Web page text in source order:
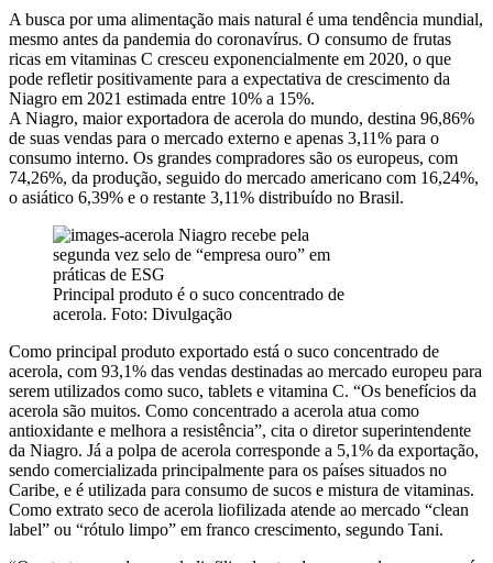
A busca por uma alimentação mais natural é uma tendência mundial,
mesmo antes da pandemia do coronavírus. O consumo de frutas
ricas em vitaminas C cresceu exponencialmente em 2020, o que
pode refletir positivamente para a expectativa de crescimento da
Niagro em 2021 estimada entre 10% a 15%.
A Niagro, maior exportadora de acerola do mundo, destina 96,86%
de suas vendas para o mercado externo e apenas 3,11% para o
consumo interno. Os grandes compradores são os europeus, com
74,26%, da produção, seguido do mercado americano com 16,24%,
o asiático 6,39% e o restante 3,11% distribuído no Brasil.
Principal produto é o suco concentrado de
acerola. Foto: Divulgação
Como principal produto exportado está o suco concentrado de
acerola, com 93,1% das vendas destinadas ao mercado europeu para
serem utilizados como suco, tablets e vitamina C. “Os benefícios da
acerola são muitos. Como concentrado a acerola atua como
antioxidante e melhora a resistência”, cita o diretor superintendente
da Niagro. Já a polpa de acerola corresponde a 5,1% da exportação,
sendo comercializada principalmente para os países situados no
Caribe, e é utilizada para consumo de sucos e mistura de vitaminas.
Como extrato seco de acerola liofilizada atende ao mercado “clean
label” ou “rótulo limpo” em franco crescimento, segundo Tani.